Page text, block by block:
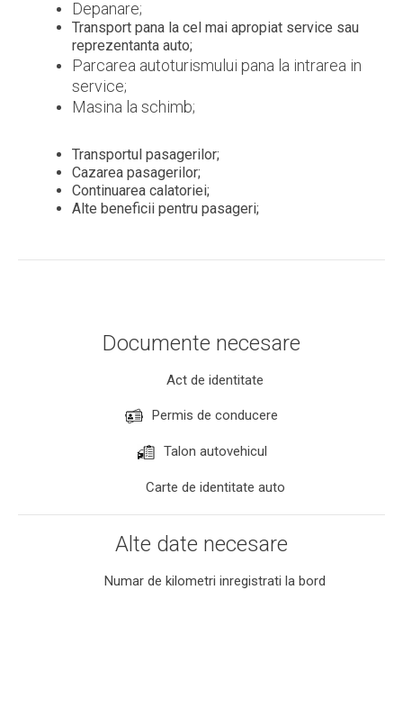
Depanare;
Transport pana la cel mai apropiat service sau
reprezentanta auto;
Parcarea autoturismului pana la intrarea in
service;
Masina la schimb;
Transportul pasagerilor;
Cazarea pasagerilor;
Continuarea calatoriei;
Alte beneficii pentru pasageri;
Documente necesare
Act de identitate
Permis de conducere
Talon autovehicul
Carte de identitate auto
Alte date necesare
Numar de kilometri inregistrati la bord